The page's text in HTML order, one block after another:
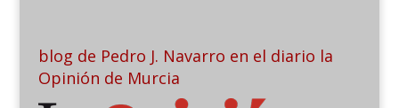
blog de Pedro J. Navarro en el diario la
Opinión de Murcia